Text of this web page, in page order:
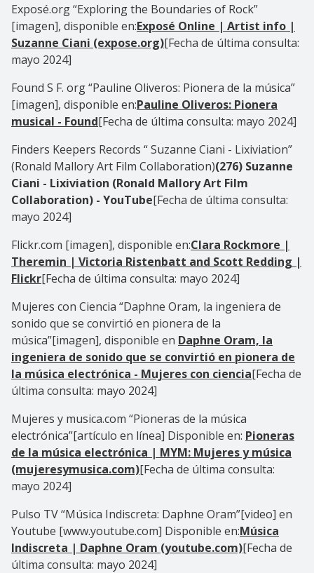
Exposé.org “Exploring the Boundaries of Rock”
[imagen], disponible en:Exposé Online | Artist info |
Suzanne Ciani (expose.org)[Fecha de última consulta:
mayo 2024]
Found S F. org “Pauline Oliveros: Pionera de la música”
[imagen], disponible en:Pauline Oliveros: Pionera
musical - Found[Fecha de última consulta: mayo 2024]
Finders Keepers Records “ Suzanne Ciani - Lixiviation”
(Ronald Mallory Art Film Collaboration)(276) Suzanne
Ciani - Lixiviation (Ronald Mallory Art Film
Collaboration) - YouTube[Fecha de última consulta:
mayo 2024]
Flickr.com [imagen], disponible en:Clara Rockmore |
Theremin | Victoria Ristenbatt and Scott Redding |
Flickr[Fecha de última consulta: mayo 2024]
Mujeres con Ciencia “Daphne Oram, la ingeniera de
sonido que se convirtió en pionera de la
música”[imagen], disponible en Daphne Oram, la
ingeniera de sonido que se convirtió en pionera de
la música electrónica - Mujeres con ciencia[Fecha de
última consulta: mayo 2024]
Mujeres y musica.com “Pioneras de la música
electrónica”[artículo en línea] Disponible en: Pioneras
de la música electrónica | MYM: Mujeres y música
(mujeresymusica.com)[Fecha de última consulta:
mayo 2024]
Pulso TV “Música Indiscreta: Daphne Oram”[video] en
Youtube [www.youtube.com] Disponible en:Música
Indiscreta | Daphne Oram (youtube.com)[Fecha de
última consulta: mayo 2024]